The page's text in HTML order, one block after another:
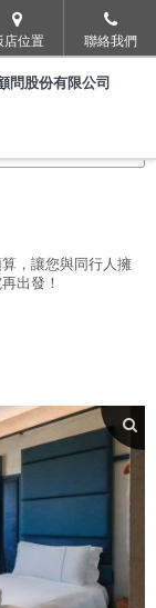
店位置 聯絡我們
問股份有限公司
，讓您與同行人擁
出發！